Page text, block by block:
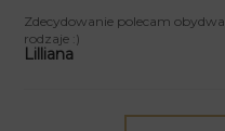
Zdecydowanie polecam obydwa
rodzaje :)
Lilliana